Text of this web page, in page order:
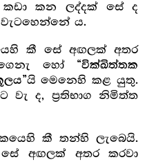
කන ලද්දක් සේ ද
ය.
කී සේ අඟලක් අතර
හෝ “වික්ඛිත්තක
යි මෙනෙහි කළ යුතු.
වැ ද, ප්‍ර‍තිභාග නිමිත්ත
කී තන්හි ලැබෙයි.
අඟලක් අතර කරවා